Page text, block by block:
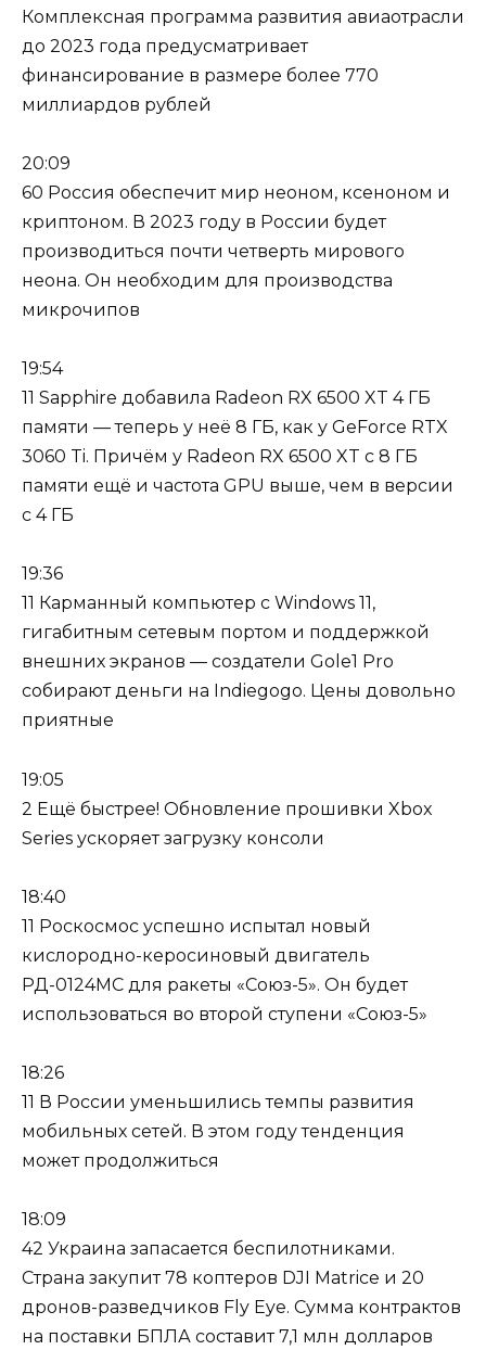
Комплексная программа развития авиаотрасли
до 2023 года предусматривает
финансирование в размере более 770
миллиардов рублей
20:09
60 Россия обеспечит мир неоном, ксеноном и
криптоном. В 2023 году в России будет
производиться почти четверть мирового
неона. Он необходим для производства
микрочипов
19:54
11 Sapphire добавила Radeon RX 6500 XT 4 ГБ
памяти — теперь у неё 8 ГБ, как у GeForce RTX
3060 Ti. Причём у Radeon RX 6500 XT с 8 ГБ
памяти ещё и частота GPU выше, чем в версии
с 4 ГБ
19:36
11 Карманный компьютер с Windows 11,
гигабитным сетевым портом и поддержкой
внешних экранов — создатели Gole1 Pro
собирают деньги на Indiegogo. Цены довольно
приятные
19:05
2 Ещё быстрее! Обновление прошивки Xbox
Series ускоряет загрузку консоли
18:40
11 Роскосмос успешно испытал новый
кислородно-керосиновый двигатель
РД-0124МС для ракеты «Союз-5». Он будет
использоваться во второй ступени «Союз-5»
18:26
11 В России уменьшились темпы развития
мобильных сетей. В этом году тенденция
может продолжиться
18:09
42 Украина запасается беспилотниками.
Страна закупит 78 коптеров DJI Matrice и 20
дронов-разведчиков Fly Eye. Сумма контрактов
на поставки БПЛА составит 7,1 млн долларов